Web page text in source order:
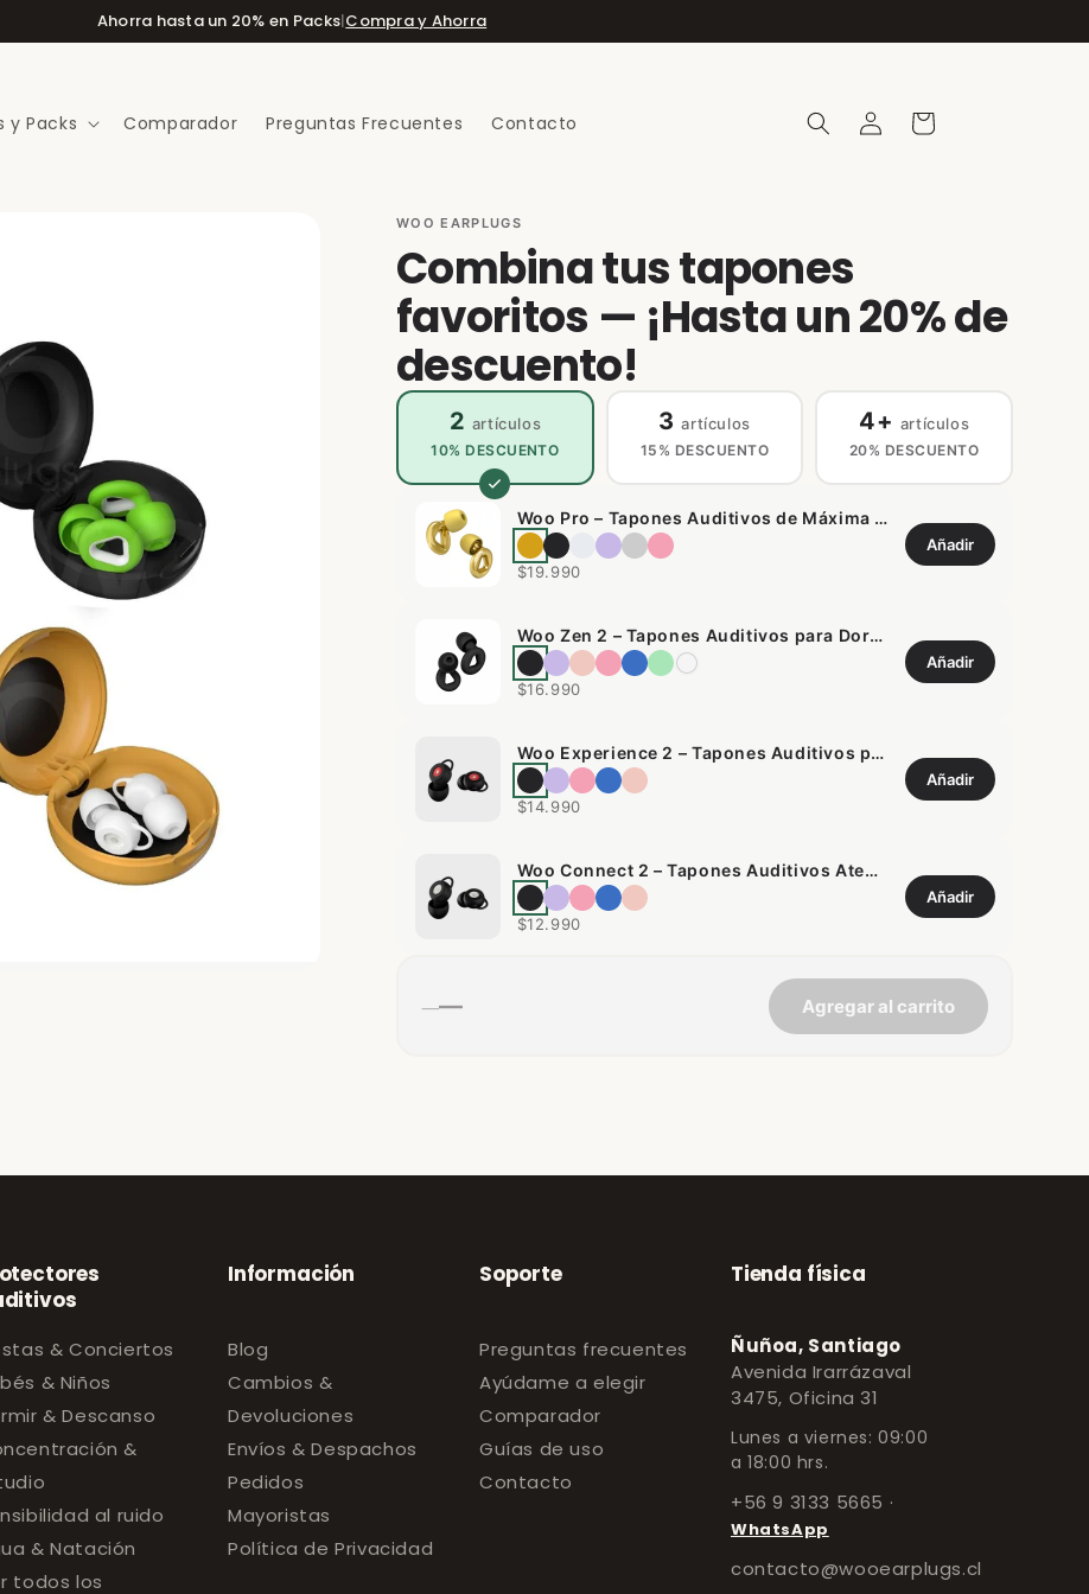
Ahorra hasta un 20% en Packs|Compra y Ahorra
y Packs Comparador Preguntas Frecuentes Contacto
Iniciar
sesión
Carrito
WOO EARPLUGS
Combina tus tapones
favoritos — ¡Hasta un 20% de
descuento!
2 artículos
10% DESCUENTO
3artículos
15% DESCUENTO
4+ artículos
20% DESCUENTO
Woo Pro – Tapones Auditivos de Máxima Reducción de Ruido
$19.990
Añadir
Woo Zen 2 – Tapones Auditivos para Dormir
$16.990
Añadir
Woo Experience 2 – Tapones Auditivos para Conciertos
$14.990
Añadir
Woo Connect 2 – Tapones Auditivos Atenuadores de Ruido
$12.990
Añadir
—— Agregar al carrito
& Conciertos
& Niños
& Descanso
&
al ruido
& Natación
todos los
Información
Blog
Cambios &
Devoluciones
Envíos & Despachos
Pedidos
Mayoristas
Política de Privacidad
Soporte
Preguntas frecuentes
Ayúdame a elegir
Comparador
Guías de uso
Contacto
Tienda física
Ñuñoa, Santiago
Avenida Irarrázaval
3475, Oficina 31
Lunes a viernes: 09:00
a 18:00 hrs.
+56 9 3133 5665 ·
WhatsApp
contacto@wooearplugs.cl